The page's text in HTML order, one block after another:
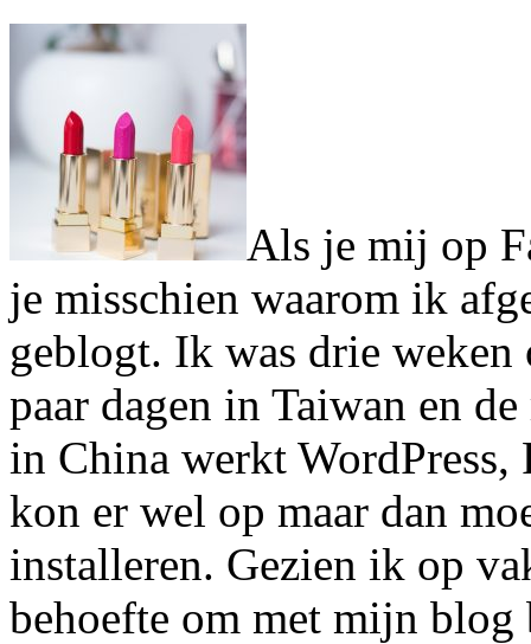
Als je mij op
je misschien waarom ik
geblogt. Ik was drie weken
paar dagen in Taiwan en
in China werkt WordPress,
kon er wel op maar dan
installeren. Gezien ik op
behoefte om met mijn blog